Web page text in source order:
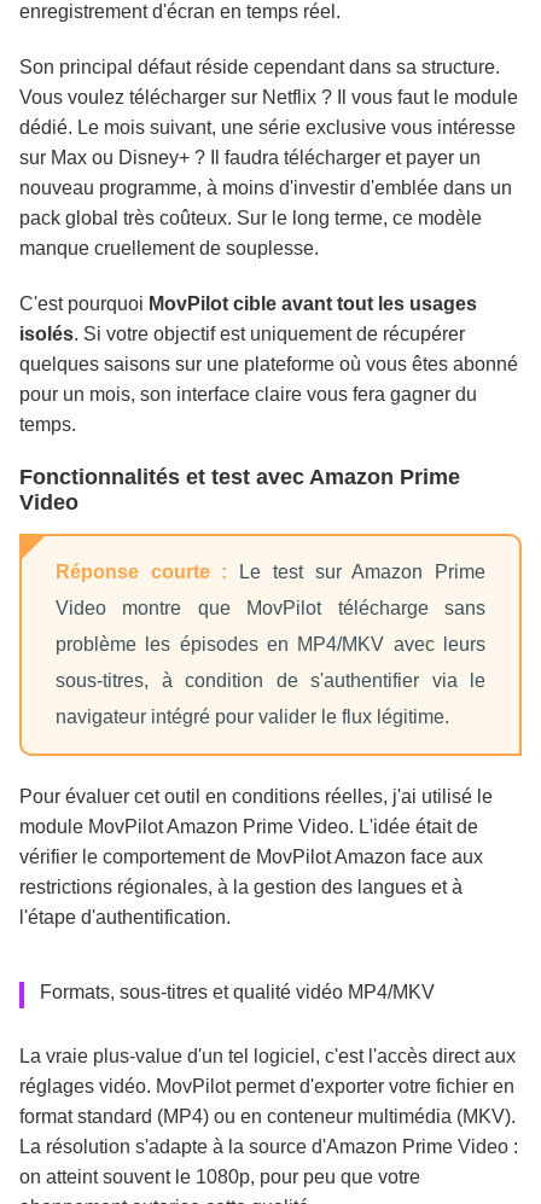
enregistrement d'écran en temps réel.
Son principal défaut réside cependant dans sa structure.
Vous voulez télécharger sur Netflix ? Il vous faut le module
dédié. Le mois suivant, une série exclusive vous intéresse
sur Max ou Disney+ ? Il faudra télécharger et payer un
nouveau programme, à moins d'investir d'emblée dans un
pack global très coûteux. Sur le long terme, ce modèle
manque cruellement de souplesse.
C'est pourquoi MovPilot cible avant tout les usages
isolés. Si votre objectif est uniquement de récupérer
quelques saisons sur une plateforme où vous êtes abonné
pour un mois, son interface claire vous fera gagner du
temps.
Fonctionnalités et test avec Amazon Prime
Video
Réponse courte : Le test sur Amazon Prime
Video montre que MovPilot télécharge sans
problème les épisodes en MP4/MKV avec leurs
sous-titres, à condition de s'authentifier via le
navigateur intégré pour valider le flux légitime.
Pour évaluer cet outil en conditions réelles, j'ai utilisé le
module MovPilot Amazon Prime Video. L'idée était de
vérifier le comportement de MovPilot Amazon face aux
restrictions régionales, à la gestion des langues et à
l'étape d'authentification.
Formats, sous-titres et qualité vidéo MP4/MKV
La vraie plus-value d'un tel logiciel, c'est l'accès direct aux
réglages vidéo. MovPilot permet d'exporter votre fichier en
format standard (MP4) ou en conteneur multimédia (MKV).
La résolution s'adapte à la source d'Amazon Prime Video :
on atteint souvent le 1080p, pour peu que votre